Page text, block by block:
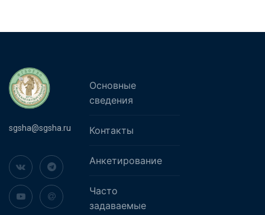
sgsha@sgsha.ru
Основные
сведения
Контакты
Анкетирование
Часто
задаваемые